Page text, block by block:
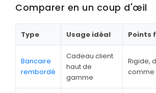
GOODIES
Catalogue complet Nouveau
Sacs & voyages
Verres & déjeuner
Comparer en un coup d'œil
Type Usage idéal Points
Bancaire
rembordé
Cadeau client
haut de
gamme
Rigide,
comme